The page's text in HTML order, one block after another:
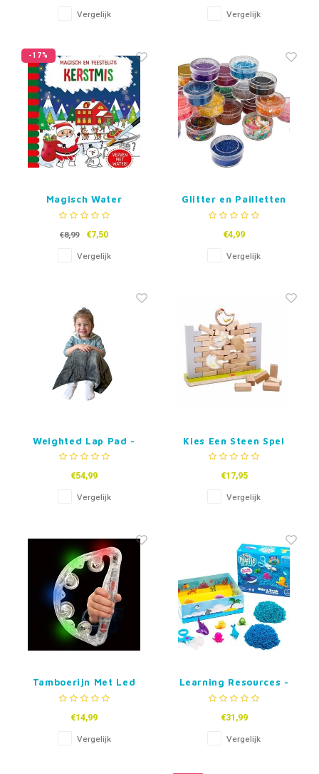
Vergelijk Vergelijk
-17%
Magisch Water
kleurboek Kerst
€8,99 €7,50
Vergelijk
Glitter en Pailletten
set, 24 kleuren
€4,99
Vergelijk
Weighted Lap Pad -
verzwaard
€54,99
Vergelijk
Kies Een Steen Spel
€17,95
Vergelijk
Tamboerijn Met Led
Licht
€14,99
Vergelijk
Learning Resources -
Playfoam Pluffle Hide
€31,99
Vergelijk